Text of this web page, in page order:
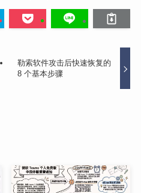
勒索软件攻击后快速恢复的
8 个基本步骤